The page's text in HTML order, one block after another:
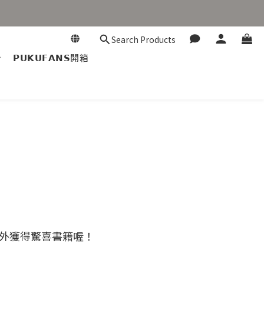
Search Products
𝗣𝗨𝗞𝗨𝗙𝗔𝗡𝗦開箱
獲得驚喜書籍喔！